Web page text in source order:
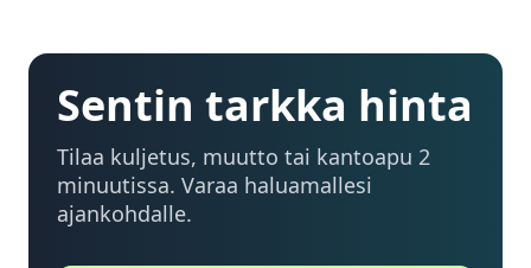
Sentin tarkka hinta
Tilaa kuljetus, muutto tai kantoapu 2
minuutissa. Varaa haluamallesi
ajankohdalle.